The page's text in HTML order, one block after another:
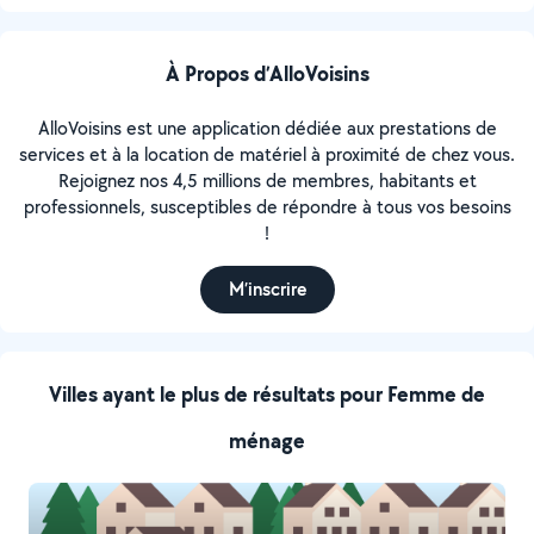
Villes ayant le plus de résultats pour Femme de
ménage
À Propos d’AlloVoisins
AlloVoisins est une application dédiée aux prestations de
services et à la location de matériel à proximité de chez vous.
Rejoignez nos 4,5 millions de membres, habitants et
professionnels, susceptibles de répondre à tous vos besoins
!
M’inscrire